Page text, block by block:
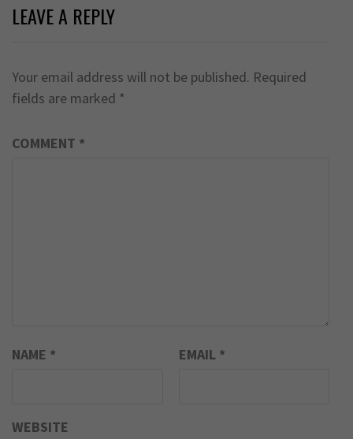
LEAVE A REPLY
Your email address will not be published. Required
fields are marked *
COMMENT *
NAME * EMAIL *
WEBSITE